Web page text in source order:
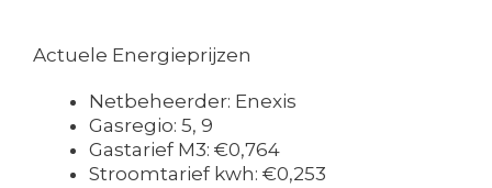
Actuele Energieprijzen
Netbeheerder: Enexis
Gasregio: 5, 9
Gastarief M3: €0,764
Stroomtarief kwh: €0,253